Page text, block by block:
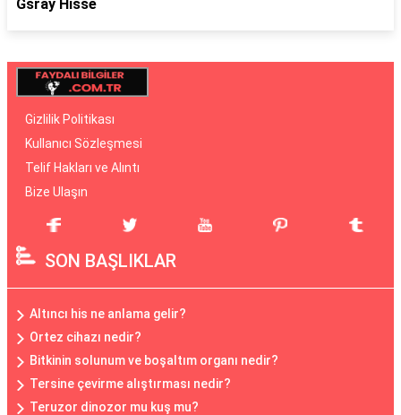
Gsray Hisse
Gizlilik Politikası
Kullanıcı Sözleşmesi
Telif Hakları ve Alıntı
Bize Ulaşın
SON BAŞLIKLAR
Altıncı his ne anlama gelir?
Ortez cihazı nedir?
Bitkinin solunum ve boşaltım organı nedir?
Tersine çevirme alıştırması nedir?
Teruzor dinozor mu kuş mu?